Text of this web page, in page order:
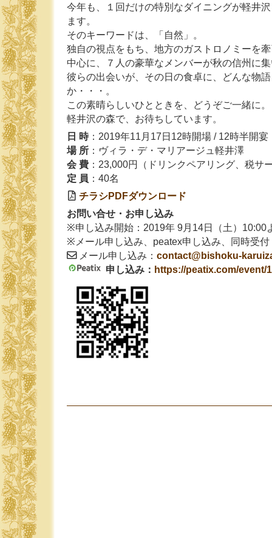
今年も、１回だけの特別なダイニングが軽井
ます。
そのキーワードは、「自然」。
独自の視点をもち、地方のガストロノミーを
中心に、７人の豪華なメンバーが秋の信州に
彼らの出会いが、その日の食卓に、どんな物
か・・・。
この素晴らしいひとときを、どうぞご一緒に。
軽井沢の森で、お待ちしています。
日 時：2019年11月17日12時開場 / 12時半開宴
場 所 ：ヴィラ・デ・マリアージュ軽井澤
会 費 ：23,000円（ドリンクペアリング、税サ
定 員 ：40名
チラシPDFダウンロード
お問い合せ・お申し込み
※申し込み開始：2019年 9月14日（土）10:00
※メール申し込み、peatex申し込み、同時受付
メール申し込み：contact@bishoku-
申し込み： https://peatix.com/event/